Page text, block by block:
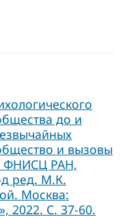
до и
и вызовы
ФНИСЦ РАН,
ред. М.К.
Москва:
2022. C. 37-60.